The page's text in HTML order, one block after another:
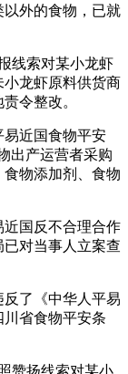
外的食物，已就
线索对某小龙虾
小龙虾原料供货商
令整改。
近国食物平安
出产运营者采购
物添加剂、食物
国反不合理合作
对当事人立案查
了《中华人平易
省食物平安条
赞扬线索对某小